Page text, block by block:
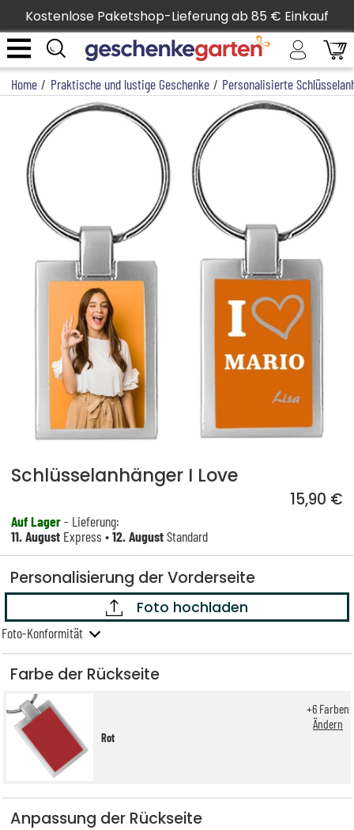
Kostenlose Paketshop-Lieferung ab 85 € Einkauf
Home / Praktische und lustige Geschenke / Personalisierte
Schlüsselanhänger I Love
15,90 €
Auf Lager- Lieferung:
11. August Express •12. AugustStandard
Personalisierung der Vorderseite
Foto hochladen
Foto-Konformität
Farbe der Rückseite
Rot
+6 Farben
Ändern
Anpassung der Rückseite